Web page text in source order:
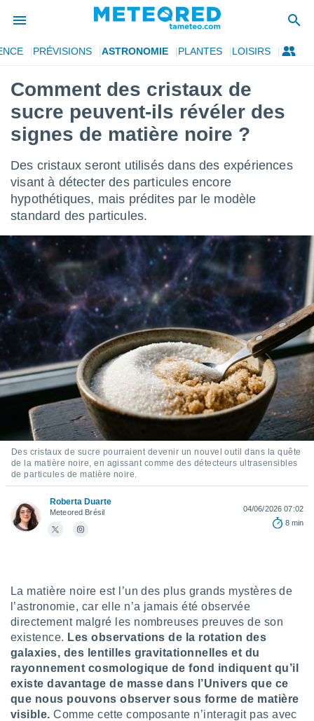
de
a
par
Vous
en
:
les
et
par le
de
de très
sur
»,
au
vous
de
ACCEPTER
CONTINUER
PARAMÈTRES
PRÉVISIONS ASTRONOMIE PLANTES LOISIRS
Comment des cristaux de
sucre peuvent-ils révéler des
signes de matière noire ?
Des cristaux seront utilisés dans des expériences
visant à détecter des particules encore
hypothétiques, mais prédites par le modèle
standard des particules.
Des cristaux de sucre pourraient devenir un nouvel outil dans la quête
de la matière noire, en agissant comme des détecteurs ultrasensibles
de particules de matière noire.
Roberta Duarte
Meteored Brésil
04/06/2026 07:02
8 min
La matière noire est l’un des plus grands mystères de
l’astronomie, car elle n’a jamais été observée
directement malgré les nombreuses preuves de son
existence. Les observations de la rotation des
galaxies, des lentilles gravitationnelles et du
rayonnement cosmologique de fond indiquent qu’il
existe davantage de masse dans l’Univers que ce
que nous pouvons observer sous forme de matière
visible.Comme cette composante n’interagit pas avec